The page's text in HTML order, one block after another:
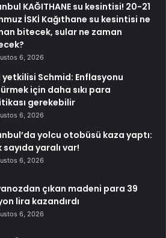
KAĞITHANE su kesintisi! 20-21
İSKİ Kağıthane su kesintisi ne
bitecek, sular ne zaman
6, 2026
yetkilisi Schmid: Enflasyonu
için daha sıkı para
gerekebilir
6, 2026
yolcu otobüsü kaza yaptı:
sayıda yaralı var!
6, 2026
çıkan madeni para 39
lira kazandırdı
6, 2026